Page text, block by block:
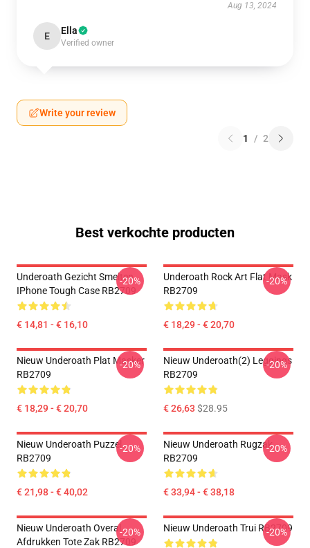
Aug 13, 2024
E Ella
Verified owner
Write your review
1 / 2
Best verkochte producten
Underoath Gezicht Smelten
IPhone Tough Case RB2709
€ 14,81 - € 16,10
-20%
Underoath Rock Art Flat Mask
RB2709
€ 18,29 - € 20,70
-20%
Nieuw Underoath Plat Masker
RB2709
€ 18,29 - € 20,70
-20%
Nieuw Underoath(2) Leggings
RB2709
€ 26,63 $28.95
-20%
Nieuw Underoath Puzzel
RB2709
€ 21,98 - € 40,02
-20%
Nieuw Underoath Rugzak
RB2709
€ 33,94 - € 38,18
-20%
Nieuw Underoath Overal
Afdrukken Tote Zak RB2709
-20% Nieuw Underoath Trui RB2709
-20%